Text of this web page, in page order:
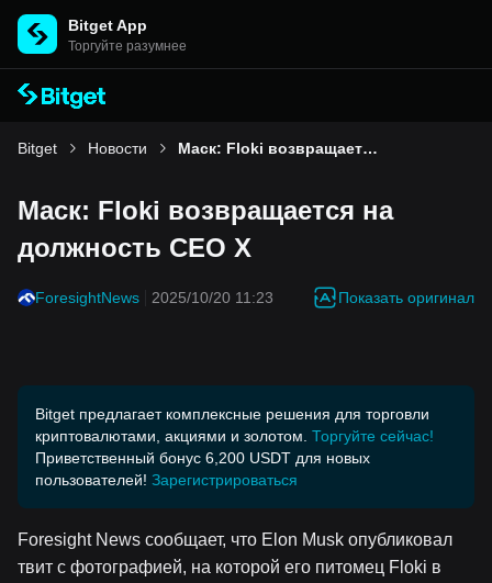
Bitget App
Торгуйте разумнее
Bitget Новости Маск: Floki возвращается на должность CEO X
Маск: Floki возвращается на
должность CEO X
ForesightNews 2025/10/20 11:23 Показать оригинал
Bitget предлагает комплексные решения для торговли
криптовалютами, акциями и золотом. Торгуйте сейчас!
Приветственный бонус 6,200 USDT для новых
пользователей! Зарегистрироваться
Foresight News сообщает, что Elon Musk опубликовал
твит с фотографией, на которой его питомец Floki в